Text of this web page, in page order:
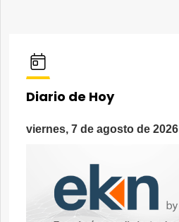
Diario de Hoy
viernes, 7 de agosto de 2026